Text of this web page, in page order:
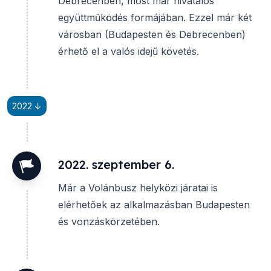
együttműködés formájában. Ezzel már két
városban (Budapesten és Debrecenben)
érhető el a valós idejű követés.
2022 ↓
2022. szeptember 6.
Már a Volánbusz helyközi járatai is
elérhetőek az alkalmazásban Budapesten
és vonzáskörzetében.